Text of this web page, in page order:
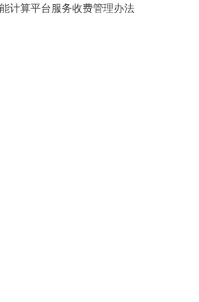
计算平台服务收费管理办法